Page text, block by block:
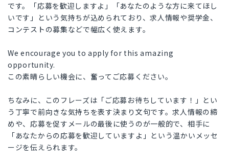
です。「応募を歓迎しますよ」「あなたのような方に来てほし
いです」という気持ちが込められており、求人情報や奨学金、
コンテストの募集などで幅広く使えます。
We encourage you to apply for this amazing
opportunity.
この素晴らしい機会に、奮ってご応募ください。
ちなみに、このフレーズは「ご応募お待ちしています！」とい
う丁寧で前向きな気持ちを表す決まり文句です。求人情報の締
めや、応募を促すメールの最後に使うのが一般的で、相手に
「あなたからの応募を歓迎していますよ」という温かいメッセ
ージを伝えられます。